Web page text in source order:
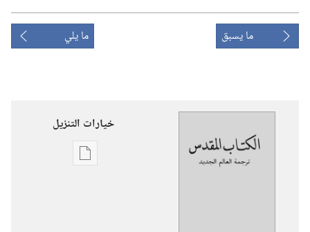
ما يسبق ما يلي
خيارات التنزيل
خيارات